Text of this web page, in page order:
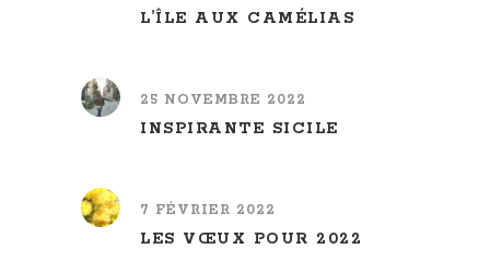
L’ÎLE AUX CAMÉLIAS
25 NOVEMBRE 2022
INSPIRANTE SICILE
7 FÉVRIER 2022
LES VŒUX POUR 2022